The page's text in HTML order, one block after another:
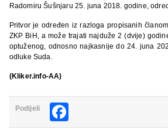
Radomiru Šušnjaru 25. juna 2018. godine,
Pritvor je određen iz razloga propisanih
ZKP BiH, a može trajati najduže 2 (dvije)
optuženog, odnosno najkasnije do 24. juna
odluke Suda.
(Kliker.info-AA)
Podijeli